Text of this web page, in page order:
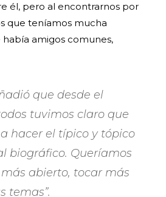
él, pero al encontrarnos por
que teníamos mucha
amigos comunes,
que desde el
tuvimos claro que
hacer el típico y tópico
biográfico. Queríamos
abierto, tocar más
temas”.